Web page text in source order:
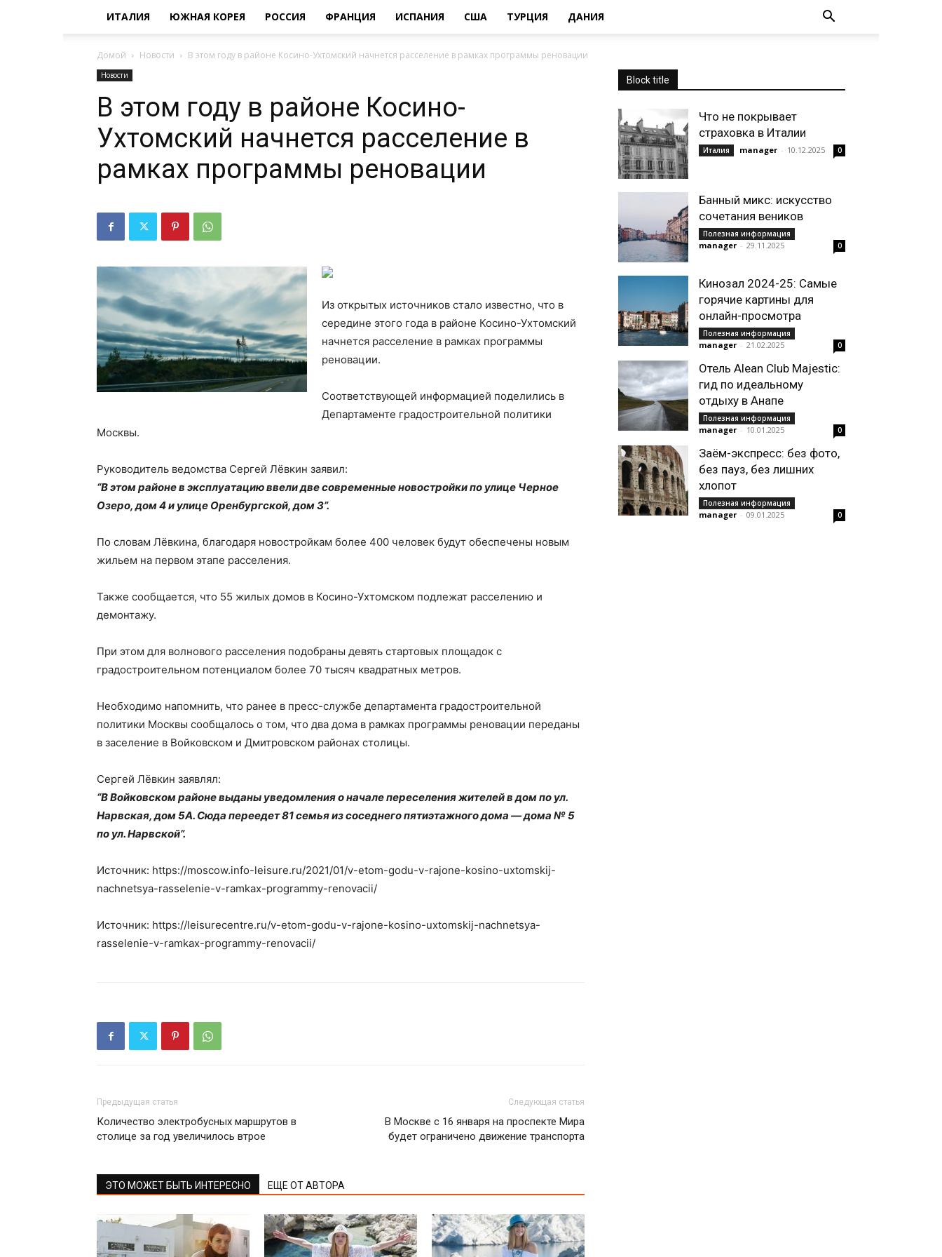
ИТАЛИЯ ЮЖНАЯ КОРЕЯ РОССИЯ ФРАНЦИЯ ИСПАНИЯ США ТУРЦИЯ ДАНИЯ
Домой Новости В этом году в районе Косино-Ухтомский начнется расселение в рамках программы реновации
Новости
В этом году в районе Косино-
Ухтомский начнется расселение в
рамках программы реновации
Из открытых источников стало известно, что в
середине этого года в районе Косино-Ухтомский
начнется расселение в рамках программы
реновации.
Соответствующей информацией поделились в
Департаменте градостроительной политики
Москвы.
Руководитель ведомства Сергей Лёвкин заявил:
“В этом районе в эксплуатацию ввели две современные новостройки по улице Черное
Озеро, дом 4 и улице Оренбургской, дом 3”.
По словам Лёвкина, благодаря новостройкам более 400 человек будут обеспечены новым
жильем на первом этапе расселения.
Также сообщается, что 55 жилых домов в Косино-Ухтомском подлежат расселению и
демонтажу.
При этом для волнового расселения подобраны девять стартовых площадок с
градостроительном потенциалом более 70 тысяч квадратных метров.
Необходимо напомнить, что ранее в пресс-службе департамента градостроительной
политики Москвы сообщалось о том, что два дома в рамках программы реновации переданы
в заселение в Войковском и Дмитровском районах столицы.
Сергей Лёвкин заявлял:
“В Войковском районе выданы уведомления о начале переселения жителей в дом по ул.
Нарвская, дом 5А. Сюда переедет 81 семья из соседнего пятиэтажного дома — дома № 5
по ул. Нарвской”.
Источник: https://moscow.info-leisure.ru/2021/01/v-etom-godu-v-rajone-kosino-uxtomskij-
nachnetsya-rasselenie-v-ramkax-programmy-renovacii/
Источник: https://leisurecentre.ru/v-etom-godu-v-rajone-kosino-uxtomskij-nachnetsya-
rasselenie-v-ramkax-programmy-renovacii/
Предыдущая статья
Количество электробусных маршрутов в
столице за год увеличилось втрое
Следующая статья
В Москве с 16 января на проспекте Мира
будет ограничено движение транспорта
ЭТО МОЖЕТ БЫТЬ ИНТЕРЕСНО ЕЩЕ ОТ АВТОРА
Block title
Что не покрывает
страховка в Италии
Италия manager - 10.12.2025 0
Банный микс: искусство
сочетания веников
Полезная информация
manager - 29.11.2025 0
Кинозал 2024-25: Самые
горячие картины для
онлайн-просмотра
Полезная информация
manager - 21.02.2025 0
Отель Alean Club Majestic:
гид по идеальному
отдыху в Анапе
Полезная информация
manager - 10.01.2025 0
Заём-экспресс: без фото,
без пауз, без лишних
хлопот
Полезная информация
manager - 09.01.2025 0